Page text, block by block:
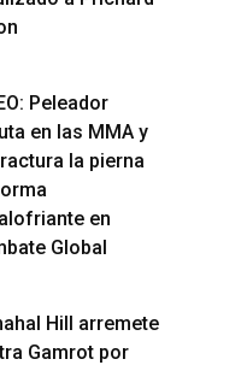
Peleador
en las MMA y
la pierna
en
Global
Hill arremete
Gamrot por